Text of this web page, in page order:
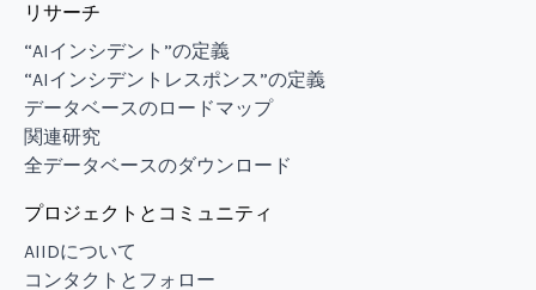
リサーチ
“AIインシデント”の定義
“AIインシデントレスポンス”の定義
データベースのロードマップ
関連研究
全データベースのダウンロード
プロジェクトとコミュニティ
AIIDについて
コンタクトとフォロー